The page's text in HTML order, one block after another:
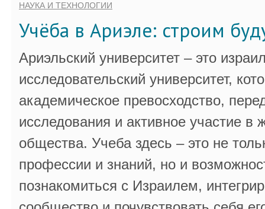
НАУКА И ТЕХНОЛОГИИ
Учёба в Ариэле: строим
Ариэльский университет – это
исследовательский университет,
академическое превосходство,
исследования и активное участие в
общества. Учеба здесь – это не
профессии и знаний, но и
познакомиться с Израилем,